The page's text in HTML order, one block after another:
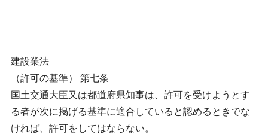
建設業法
（許可の基準） 第七条
国土交通大臣又は都道府県知事は、許可を受けようとす
る者が次に掲げる基準に適合していると認めるときでな
ければ、許可をしてはならない。